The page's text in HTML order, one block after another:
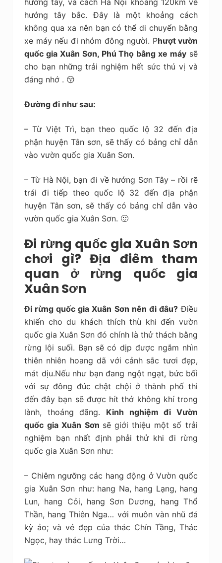
hướng tây bắc. Đây là một khoảng cách
không qua xa nên bạn có thể di chuyển bằng
xe máy nếu đi nhóm đông người. Phượt vườn
quốc gia Xuân Sơn, Phú Thọ bằng xe máy sẽ
cho bạn những trải nghiệm hết sức thú vị và
đáng nhớ . 😚
Đường đi như sau:
– Từ Việt Trì, bạn theo quốc lộ 32 đến địa
phận huyện Tân sơn, sẽ thấy có bảng chỉ dẫn
vào vườn quốc gia Xuân Sơn.
– Từ Hà Nội, bạn đi về hướng Sơn Tây – rồi rẽ
trái đi tiếp theo quốc lộ 32 đến địa phận
huyện Tân sơn, sẽ thấy có bảng chỉ dẫn vào
vườn quốc gia Xuân Sơn. 🙂
Đi rừng quốc gia Xuân Sơn
chơi gì? Địa điêm tham
quan ở rừng quốc gia
Xuân Sơn
Đi rừng quốc gia Xuân Sơn nên đi đâu?Điều
khiến cho du khách thích thù khi đến vườn
quốc gia Xuân Sơn đó chính là thử thách bằng
rừng lội suối. Bạn sẽ có dịp được ngắm nhìn
thiên nhiên hoang dã với cảnh sắc tươi đẹp,
mát dịu.Nếu như bạn đang ngột ngạt, bức bối
với sự đông đúc chật chội ở thành phố thì
đến đây bạn sẽ được hít thở không khí trong
lành, thoáng đãng. Kinh nghiệm đi Vườn
quốc gia Xuân Sơn sẽ giới thiệu một số trải
nghiệm bạn nhất định phải thử khi đi rừng
quốc gia Xuân Sơn như:
– Chiêm ngưỡng các hang động ở Vườn quốc
gia Xuân Sơn như: hang Na, hang Lạng, hang
Lun, hang Cỏi, hang Sơn Dương, hang Thổ
Thần, hang Thiên Nga… với muôn vàn nhũ đá
kỳ ảo; và vẻ đẹp của thác Chín Tầng, Thác
Ngọc, hay thác Lưng Trời…